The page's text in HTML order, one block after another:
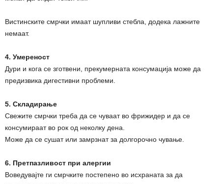
Вистинските смрчки имаат шупливи стебла, додека лажните
немаат.
4. Умереност
Дури и кога се зготвени, прекумерната консумација може да
предизвика дигестивни проблеми.
5. Складирање
Свежите смрчки треба да се чуваат во фрижидер и да се
консумираат во рок од неколку дена.
Може да се сушат или замрзнат за долгорочно чување.
6. Претпазливост при алергии
Воведувајте ги смрчките постепено во исхраната за да